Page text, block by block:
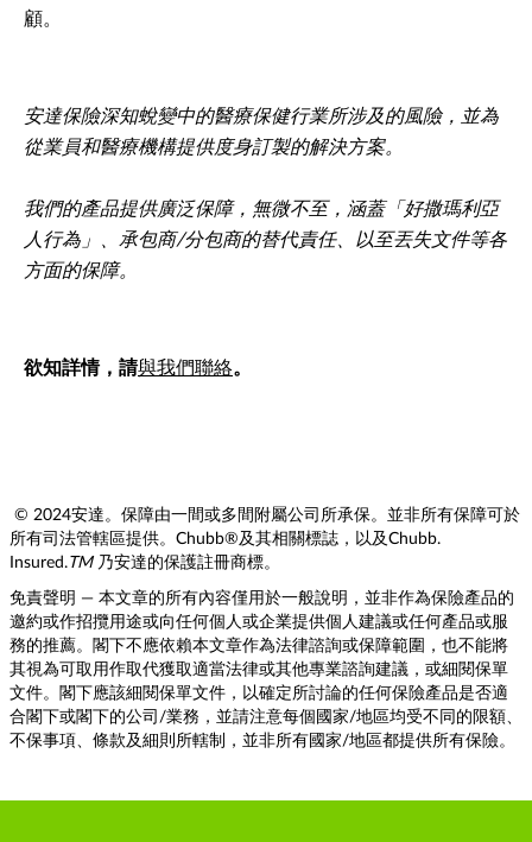
顧。
安達保險深知蛻變中的醫療保健行業所涉及的風險，並為
從業員和醫療機構提供度身訂製的解決方案。
我們的產品提供廣泛保障，無微不至，涵蓋「好撒瑪利亞
人行為」、承包商/分包商的替代責任、以至丟失文件等各
方面的保障。
欲知詳情，請與我們聯絡。
© 2024安達。保障由一間或多間附屬公司所承保。並非所有保障可於
所有司法管轄區提供。Chubb®及其相關標誌，以及Chubb.
Insured. TM 乃安達的保護註冊商標。
免責聲明 — 本文章的所有內容僅用於一般說明，並非作為保險產品的
邀約或作招攬用途或向任何個人或企業提供個人建議或任何產品或服
務的推薦。閣下不應依賴本文章作為法律諮詢或保障範圍，也不能將
其視為可取用作取代獲取適當法律或其他專業諮詢建議，或細閱保單
文件。閣下應該細閱保單文件，以確定所討論的任何保險產品是否適
合閣下或閣下的公司/業務，並請注意每個國家/地區均受不同的限額、
不保事項、條款及細則所轄制，並非所有國家/地區都提供所有保險。